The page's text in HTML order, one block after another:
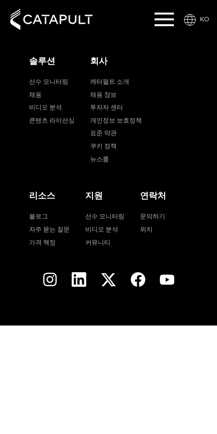
KO
솔루션
선수 모니터링
채용
비디오 분석
콘텐츠 라이선싱
회사
캐터펄트 소개
채용 정보
투자자 센터
개인정보 보호정책
표준 약관
쿠키 정책
뉴스룸
리소스
블로그
자주 묻는 질문
가격 책정
지원
선수 모니터링
비디오 분석
커뮤니티
연락처
문의하기
위치